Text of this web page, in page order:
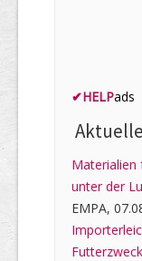
✔HELPads
Materialien
unter der
EMPA,